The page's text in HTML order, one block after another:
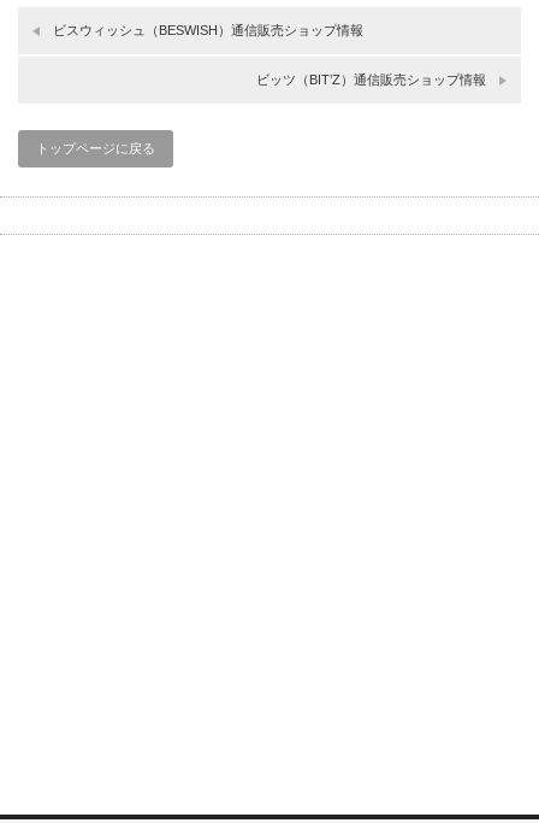
ビスウィッシュ（BESWISH）通信販売ショップ情報
ビッツ（BIT’Z）通信販売ショップ情報
トップページに戻る